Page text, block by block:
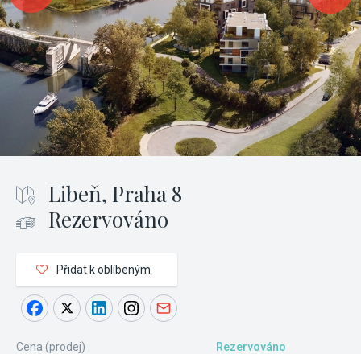
Libeň, Praha 8
Rezervováno
Přidat k oblíbeným
Cena (prodej) Rezervováno